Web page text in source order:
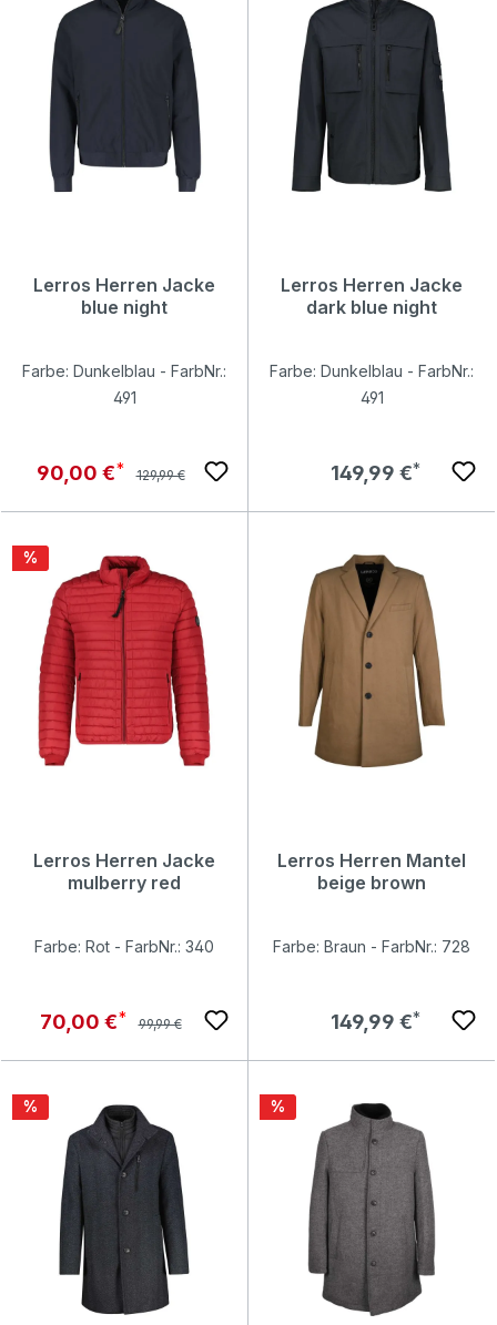
Lerros Herren Jacke
blue night
Farbe: Dunkelblau - FarbNr.:
491
Verkaufspreis:
90,00 € Regulärer Preis:
129,99 €
Lerros Herren Jacke
dark blue night
Farbe: Dunkelblau - FarbNr.:
491
Regulärer Preis:
149,99 €
Rabatt
%
Lerros Herren Jacke
mulberry red
Farbe: Rot - FarbNr.: 340
Verkaufspreis:
70,00 € Regulärer Preis:
99,99 €
Lerros Herren Mantel
beige brown
Farbe: Braun - FarbNr.: 728
Regulärer Preis:
149,99 €
Rabatt
% Rabatt
%